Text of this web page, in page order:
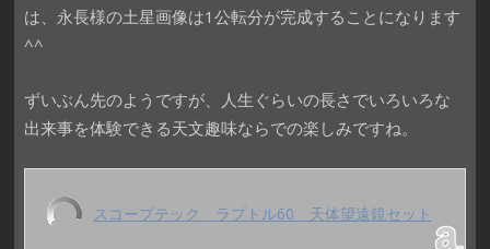
は、永長様の土星画像は1公転分が完成することになります
^^
ずいぶん先のようですが、人生ぐらいの長さでいろいろな
出来事を体験できる天文趣味ならでの楽しみですね。
スコープテック ラプトル60 天体望遠鏡セット